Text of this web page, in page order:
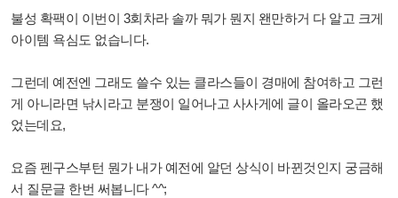
불성 확팩이 이번이 3회차라 솔까 뭐가 뭔지 왠만하거 다 알고 크게
아이템 욕심도 없습니다.
그런데 예전엔 그래도 쓸수 있는 클라스들이 경매에 참여하고 그런
게 아니라면 낚시라고 분쟁이 일어나고 사사게에 글이 올라오곤 했
었는데요,
요즘 펜구스부턴 뭔가 내가 예전에 알던 상식이 바뀐것인지 궁금해
서 질문글 한번 써봅니다 ^^;